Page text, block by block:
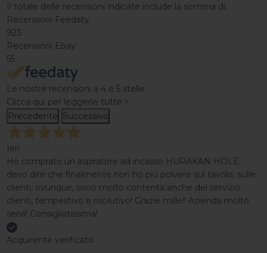
Il totale delle recensioni indicate include la somma di:
Recensioni Feedaty
923
Recensioni Ebay
55
Le nostre recensioni a 4 e 5 stelle.
Clicca qui per leggerle tutte >
Precedente Successivo
Ieri
Ho comprato un aspiratore ad incasso HURAKAN HOLE,
devo dire che finalmente non ho più polvere sul tavolo, sulle
clienti, ovunque, sono molto contenta anche del servizio
clienti, tempestivo e risolutivo! Grazie mille!! Azienda molto
seria! Consigliatissima!
Acquirente verificato